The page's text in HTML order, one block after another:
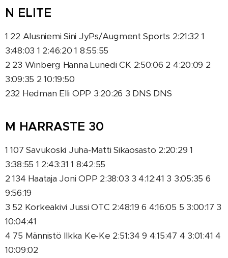
N ELITE
1 22 Alusniemi Sini JyPs/Augment Sports 2:21:32 1
3:48:03 1 2:46:20 1 8:55:55
2 23 Winberg Hanna Lunedi CK 2:50:06 2 4:20:09 2
3:09:35 2 10:19:50
232 Hedman Elli OPP 3:20:26 3 DNS DNS
M HARRASTE 30
1 107 Savukoski Juha-Matti Sikaosasto 2:20:29 1
3:38:55 1 2:43:31 1 8:42:55
2 134 Haataja Joni OPP 2:38:03 3 4:12:41 3 3:05:35 6
9:56:19
3 52 Korkeakivi Jussi OTC 2:48:19 6 4:16:05 5 3:00:17 3
10:04:41
4 75 Männistö Ilkka Ke-Ke 2:51:34 9 4:15:47 4 3:01:41 4
10:09:02